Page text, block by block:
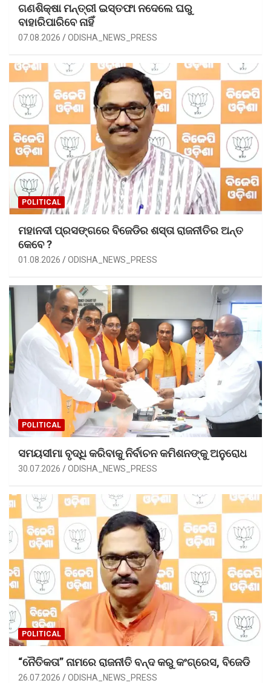
ଗଣଶିକ୍ଷା ମନ୍ତ୍ରୀ ଇସ୍ତଫା ନଦେଲେ ଘରୁ
ବାହାରିପାରିବେ ନାହିଁ
07.08.2026 ODISHA_NEWS_PRESS
POLITICAL
ମହାନଦୀ ପ୍ରସଙ୍ଗରେ ବିଜେଡିର ଶସ୍ତା ରାଜନୀତିର ଅନ୍ତ
କେବେ ?
01.08.2026 ODISHA_NEWS_PRESS
POLITICAL
ସମୟସୀମା ବୃଦ୍ଧି କରିବାକୁ ନିର୍ବାଚନ କମିଶନଙ୍କୁ ଅନୁରୋଧ
30.07.2026 ODISHA_NEWS_PRESS
POLITICAL
“ନୈତିକତା” ନାମରେ ରାଜନୀତି ବନ୍ଦ କରୁ କଂଗ୍ରେସ, ବିଜେଡି
26.07.2026 ODISHA_NEWS_PRESS